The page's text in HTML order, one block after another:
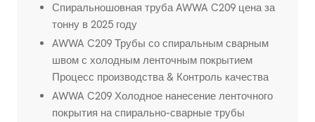
Спиральношовная труба AWWA C209 цена за
тонну в 2025 году
AWWA C209 Трубы со спиральным сварным
швом с холодным ленточным покрытием
Процесс производства & Контроль качества
AWWA C209 Холодное нанесение ленточного
покрытия на спирально-сварные трубы